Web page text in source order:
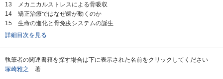
13 メカニカルストレスによる骨吸収
14 矯正治療ではなぜ歯が動くのか
15 生命の進化と骨免疫システムの誕生
詳細目次を見る
執筆者の関連書籍を探す場合は下に表示された名前をクリックしてください
塚崎雅之
著